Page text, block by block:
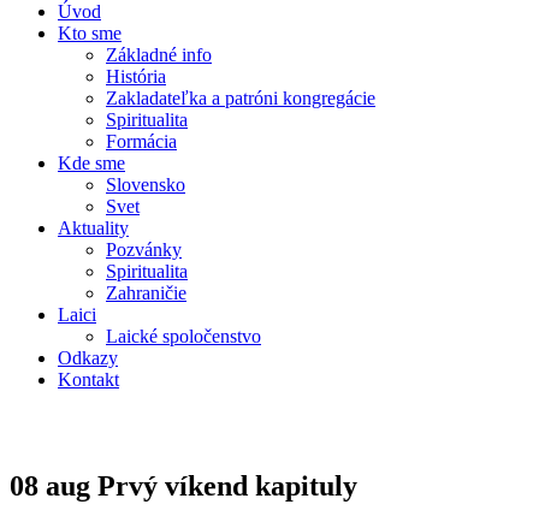
Úvod
Kto sme
Základné info
História
Zakladateľka a patróni kongregácie
Spiritualita
Formácia
Kde sme
Slovensko
Svet
Aktuality
Pozvánky
Spiritualita
Zahraničie
Laici
Laické spoločenstvo
Odkazy
Kontakt
08 aug Prvý víkend kapituly